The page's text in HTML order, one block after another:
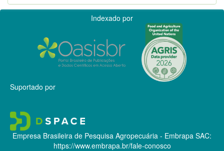
Indexado por
Suportado por
Empresa Brasileira de Pesquisa Agropecuária - Embrapa SAC:
https://www.embrapa.br/fale-conosco